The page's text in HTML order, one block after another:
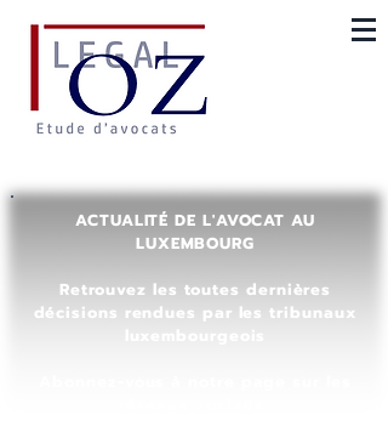
ACTUALITÉ DE L'AVOCAT AU
LUXEMBOURG
Retrouvez les toutes dernières
décisions rendues par les tribunaux